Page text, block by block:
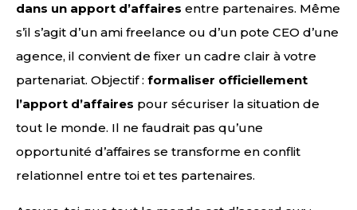
dans un apport d’affaires entre partenaires. Même
s’il s’agit d’un ami freelance ou d’un pote CEO d’une
agence, il convient de fixer un cadre clair à votre
partenariat. Objectif : formaliser officiellement
l’apport d’affaires pour sécuriser la situation de
tout le monde. Il ne faudrait pas qu’une
opportunité d’affaires se transforme en conflit
relationnel entre toi et tes partenaires.